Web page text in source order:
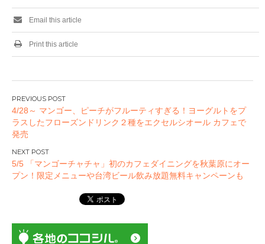
Email this article
Print this article
投
稿
ナ
ビ
ゲ
ー
ン
4/28～ マンゴー、ピーチがフルーティすぎる！ヨーグルトをプ
ラスしたフローズンドリンク２種をエクセルシオール カフェで
発売
5/5 「マンゴーチャチャ」初のカフェダイニングを秋葉原にオー
プン！限定メニューや台湾ビール飲み放題無料キャンペーンも